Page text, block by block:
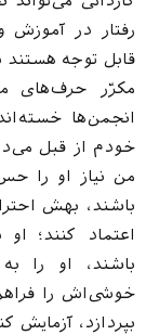
رفتار در آموزش
قابل توجه هستند
مکرّر حرف‌های
انجمن‌ها
خودم از قبل
من نیاز او را
باشند، بهش
اعتماد کنند؛
باشند، او را
خوشی‌اش را فراهم
بپردازد،